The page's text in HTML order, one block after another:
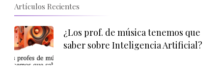
Artículos Recientes
¿Los prof. de música tenemos que
saber sobre Inteligencia Artificial?